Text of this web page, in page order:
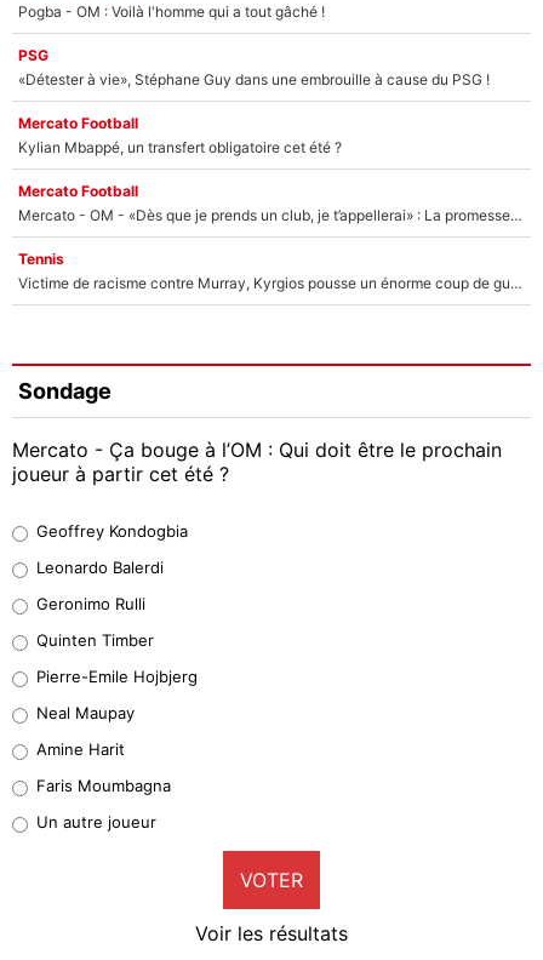
Pogba - OM : Voilà l'homme qui a tout gâché !
PSG
«Détester à vie», Stéphane Guy dans une embrouille à cause du PSG !
Mercato Football
Kylian Mbappé, un transfert obligatoire cet été ?
Mercato Football
Mercato - OM - «Dès que je prends un club, je t’appellerai» : La promesse de Marcelino au moment de claquer la porte
Tennis
Victime de racisme contre Murray, Kyrgios pousse un énorme coup de gueule !
Sondage
Mercato - Ça bouge à l’OM : Qui doit être le prochain
joueur à partir cet été ?
38%
32%
5%
1%
9%
Geoffrey Kondogbia
Leonardo Balerdi
Geronimo Rulli
Quinten Timber
Pierre-Emile Hojbjerg
Neal Maupay
Amine Harit
Faris Moumbagna
Un autre joueur
VOTER
Voir les résultats